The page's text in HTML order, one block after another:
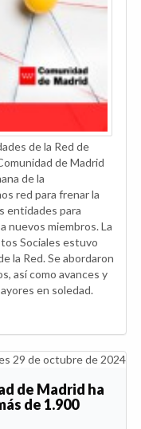
de la Red de
de Madrid
de la
red para frenar la
entidades para
nuevos miembros. La
Sociales estuvo
la Red. Se abordaron
así como avances y
en soledad.
29 de octubre de 2024
de Madrid ha
de 1.900